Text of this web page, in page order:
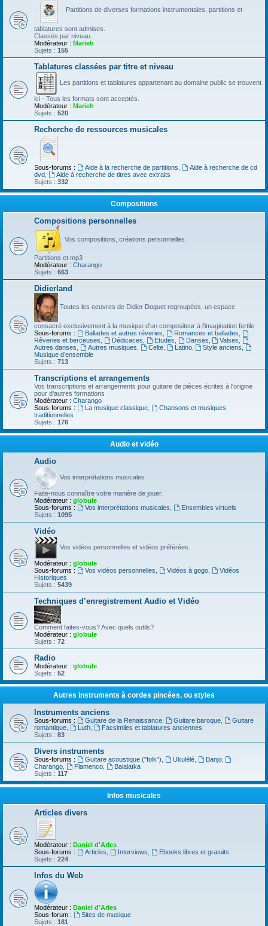
Partitions de diverses formations instrumentales, partitions et
tablatures sont admises.
Classés par niveau.
Modérateur : Marieh
Sujets : 155
Tablatures classées par titre et niveau
Les partitions et tablatures appartenant au domaine public se trouvent
ici - Tous les formats sont acceptés.
Modérateur : Marieh
Sujets : 520
Recherche de ressources musicales
Sous-forums : Aide à la recherche de partitions
Aide à recherche de cd
dvd
Aide à recherche de titres avec extraits
Sujets : 332
Compositions
Compositions personnelles
Vos compositions, créations personnelles.
Partitions et mp3
Modérateur : Charango
Sujets : 663
Didierland
Toutes les oeuvres de Didier Doguet regroupées, un espace
consacré exclusivement à la musique d'un compositeur à l'imagination fertile
Sous-forums :
Ballades et autres réveries Romances et ballades
Rêveries et berceuses
Dédicaces Etudes Danses Valses
Autres danses
Autres musiques Celte, Latino, Style anciens
Musique d’ensemble
Sujets : 713
Transcriptions et arrangements
Vos transcriptions et arrangements pour guitare de pièces écrites à l'origine
pour d'autres formations
Modérateur : Charango
Sous-forums :
La musique classique,
Chansons et musiques
traditionnelles
Sujets : 176
Audio et vidéo
Audio
Vos interprétations musicales
Faite-nous connaître votre manière de jouer.
Modérateur : globule
Sous-forums :
Vos interprétations musicales
Ensembles virtuels
Sujets : 1095
Vidéo
Vos vidéos personnelles et vidéos préférées.
Modérateur : globule
Sous-forums :
Vos vidéos personnelles Vidéos à gogo,
Vidéos
Historiques
Sujets : 5439
Techniques d’enregistrement Audio et Vidéo
Comment faites-vous? Avec quels outils?
Modérateur : globule
Sujets : 72
Radio
Modérateur : globule
Sujets : 52
Autres instruments à cordes pincées, ou styles
Instruments anciens
Sous-forums : Guitare de la Renaissance, Guitare baroque,
Guitare
romantique
Luth,
Facsimiles et tablatures anciennes
Sujets : 83
Divers instruments
Sous-forums : Guitare acoustique ("folk") Ukulélé, Banjo,
Charango
Flamenco,
Balalaïka
Sujets : 117
Infos musicales
Articles divers
Modérateur : Daniel d'Arles
Sous-forums :
Articles Interviews
Ebooks libres et gratuits
Sujets : 224
Infos du Web
Modérateur : Daniel d'Arles
Sous-forum :
Sites de musique
Sujets : 181